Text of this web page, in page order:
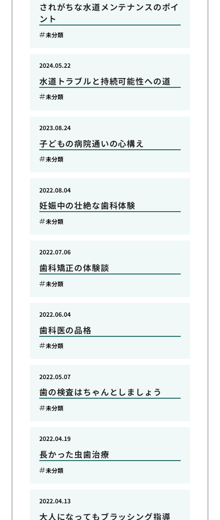
されがちな水道メンテナンスのポイ
ント
未分類
水道トラブルと持続可能性への道
2024.05.22
未分類
子どもの病院通いの心構え
2023.08.24
未分類
妊娠中の壮絶な歯科体験
2022.08.04
未分類
歯科矯正の体験談
2022.07.06
未分類
歯科医の品格
2022.06.04
未分類
歯の検査はちゃんとしましょう
2022.05.07
未分類
長かった虫歯治療
2022.04.19
未分類
大人になってもブラッシング指導
2022.04.13